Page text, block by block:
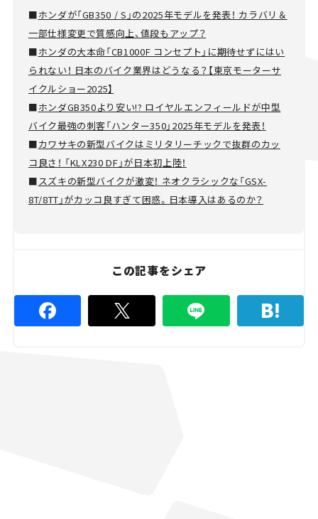
■ホンダが「GB350 / S」の2025年モデルを発表！ カラバリ＆
一部仕様変更で質感向上、値段もアップ？
■ホンダの大本命「CB1000F コンセプト」に期待せずにはい
られない！ 日本のバイク業界はどうなる？【東京モーターサ
イクルショー2025】
■ホンダGB350より安い!? ロイヤルエンフィールドが中型
バイク最強の刺客「ハンター350」2025年モデルを発表！
■カワサキの新型バイクはミリタリーチックで抜群のカッ
コ良さ！ 「KLX230 DF」が日本初上陸！
■スズキの新型バイクが激変！ ネオクラシックな「GSX-
8T/8TT」がカッコ良すぎて困惑。日本導入はあるのか？
この記事をシェア